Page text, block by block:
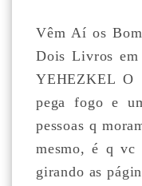
Vêm Aí os
Dois Livros
YEHEZKEL
pega fogo e
pessoas q
mesmo, é q vc
girando as